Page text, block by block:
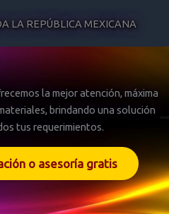
LA REPÚBLICA MEXICANA
la mejor atención, máxima
brindando una solución
tus requerimientos.
o asesoría gratis